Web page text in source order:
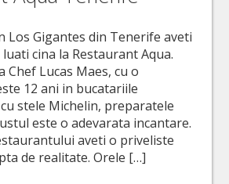
Los Gigantes din Tenerife aveti
cina la Restaurant Aqua.
Chef Lucas Maes, cu o
12 ani in bucatariile
stele Michelin, preparatele
este o adevarata incantare.
aveti o priveliste
de realitate. Orele […]